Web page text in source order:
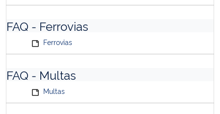
FAQ - Ferrovias
Ferrovias
FAQ - Multas
Multas